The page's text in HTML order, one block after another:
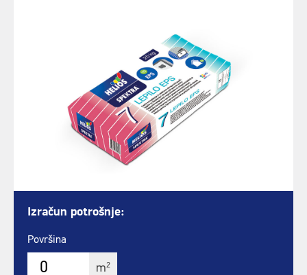
Izračun potrošnje:
Površina
m2